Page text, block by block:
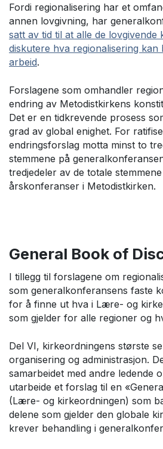
Fordi regionalisering har et
annen lovgivning, har
satt av tid til at alle de lovgivende
diskutere hva regionalisering kan
arbeid.
Forslagene som omhandler
endring av Metodistkirkens
Det er en tidkrevende prosess
grad av global enighet. For
endringsforslag motta minst to
stemmene på
tredjedeler av de totale
årskonferanser i Metodistkirken.
General Book of
I tillegg til forslagene om
som generalkonferansens faste
for å finne ut hva i Lære- og
som gjelder for alle regioner og
Del VI, kirkeordningens største
organisering og administrasjon.
samarbeidet med andre ledende
utarbeide et forslag til en
(Lære- og kirkeordningen) som
delene som gjelder den globale
krever behandling i